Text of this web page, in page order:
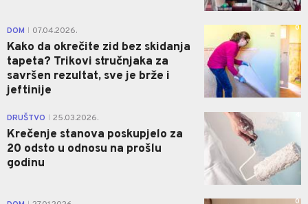
DOM 07.04.2026.
Kako da okrečite zid bez skidanja
tapeta? Trikovi stručnjaka za
savršen rezultat, sve je brže i
jeftinije
0
DRUŠTVO 25.03.2026.
Krečenje stanova poskupjelo za
20 odsto u odnosu na prošlu
godinu
0